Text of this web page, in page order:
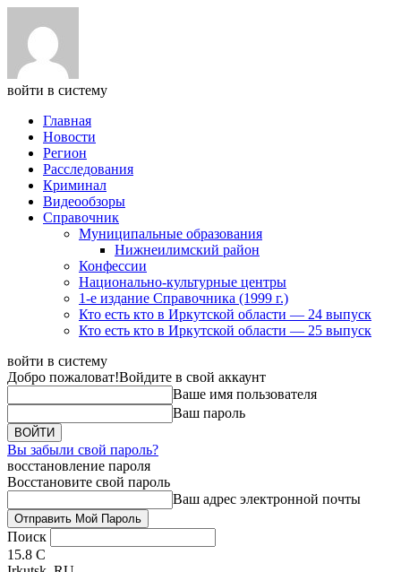
войти в систему
Главная
Новости
Регион
Расследования
Криминал
Видеообзоры
Справочник
Муниципальные образования
Нижнеилимский район
Конфессии
Национально-культурные центры
1-е издание Справочника (1999 г.)
Кто есть кто в Иркутской области — 24 выпуск
Кто есть кто в Иркутской области — 25 выпуск
войти в систему
Добро пожаловат!Войдите в свой аккаунт
Ваше имя пользователя
Ваш пароль
Вы забыли свой пароль?
восстановление пароля
Восстановите свой пароль
Ваш адрес электронной почты
Поиск
15.8 C